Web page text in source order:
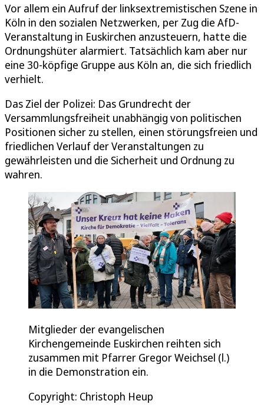
Vor allem ein Aufruf der linksextremistischen Szene in
Köln in den sozialen Netzwerken, per Zug die AfD-
Veranstaltung in Euskirchen anzusteuern, hatte die
Ordnungshüter alarmiert. Tatsächlich kam aber nur
eine 30-köpfige Gruppe aus Köln an, die sich friedlich
verhielt.
Das Ziel der Polizei: Das Grundrecht der
Versammlungsfreiheit unabhängig von politischen
Positionen sicher zu stellen, einen störungsfreien und
friedlichen Verlauf der Veranstaltungen zu
gewährleisten und die Sicherheit und Ordnung zu
wahren.
Mitglieder der evangelischen
Kirchengemeinde Euskirchen reihten sich
zusammen mit Pfarrer Gregor Weichsel (l.)
in die Demonstration ein.
Copyright: Christoph Heup